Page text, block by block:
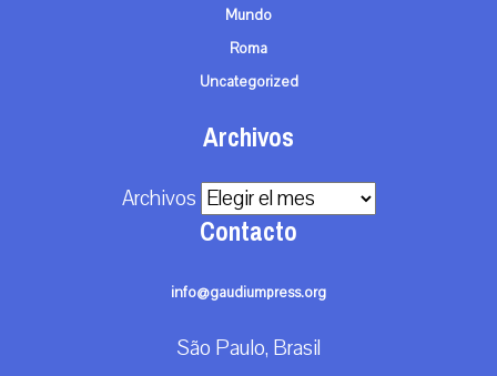
Mundo
Roma
Uncategorized
Archivos
Archivos
Contacto
info@gaudiumpress.org
São Paulo, Brasil